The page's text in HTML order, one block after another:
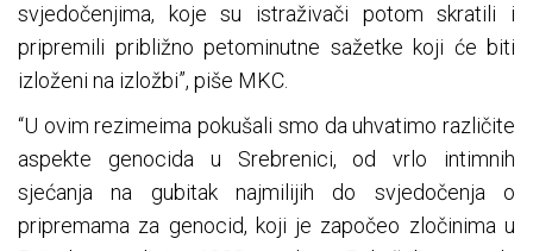
svjedočenjima, koje su istraživači potom skratili i
pripremili približno petominutne sažetke koji će biti
izloženi na izložbi”, piše MKC.
“U ovim rezimeima pokušali smo da uhvatimo različite
aspekte genocida u Srebrenici, od vrlo intimnih
sjećanja na gubitak najmilijih do svjedočenja o
pripremama za genocid, koji je započeo zločinima u